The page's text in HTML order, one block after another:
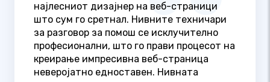
најлесниот дизајнер на веб-страници
што сум го сретнал. Нивните техничари
за разговор за помош се исклучително
професионални, што го прави процесот на
креирање импресивна веб-страница
неверојатно едноставен. Нивната